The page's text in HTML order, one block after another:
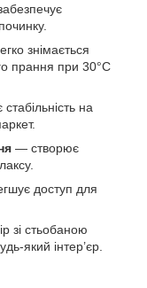
знімається
прання при 30°C
на
— створює
доступ для
зі стьобаною
який інтер’єр.